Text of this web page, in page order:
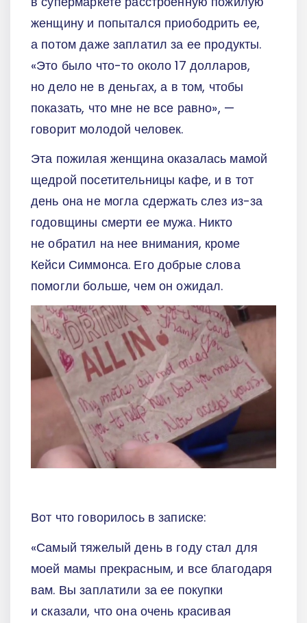
женщину и попытался приободрить ее,
а потом даже заплатил за ее продукты.
«Это было что-то около 17 долларов,
но дело не в деньгах, а в том, чтобы
показать, что мне не все равно», —
говорит молодой человек.
Эта пожилая женщина оказалась мамой
щедрой посетительницы кафе, и в тот
день она не могла сдержать слез из-за
годовщины смерти ее мужа. Никто
не обратил на нее внимания, кроме
Кейси Симмонса. Его добрые слова
помогли больше, чем он ожидал.
Вот что говорилось в записке:
«Самый тяжелый день в году стал для
моей мамы прекрасным, и все благодаря
вам. Вы заплатили за ее покупки
и сказали, что она очень красивая